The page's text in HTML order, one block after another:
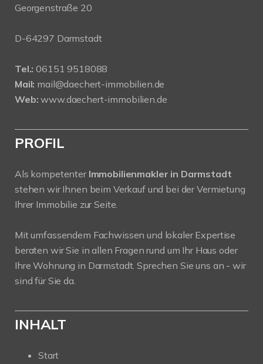
Georgenstraße 20
D-64297 Darmstadt
Tel.: 06151 9518088
Mail: mail@daechert-immobilien.de
Web: www.daechert-immobilien.de
PROFIL
Als kompetenter Immobilienmakler in Darmstadt
stehen wir Ihnen beim Verkauf und bei der Vermietung
Ihrer Immobilie zur Seite.
Mit umfassendem Fachwissen und lokaler Expertise
beraten wir Sie in allen Fragen rund um Ihr Haus oder
Ihre Wohnung in Darmstadt. Sprechen Sie uns an - wir
sind für Sie da.
INHALT
Start